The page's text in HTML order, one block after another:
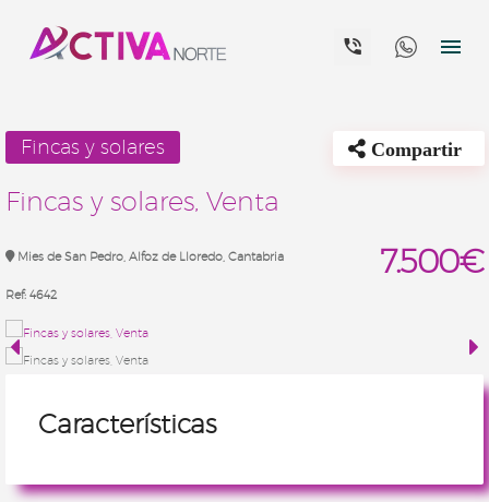


Fincas y solares
Fincas y solares, Venta
7.500€
Mies de San Pedro, Alfoz de Lloredo, Cantabria
Ref: 4642
Compartir
Características